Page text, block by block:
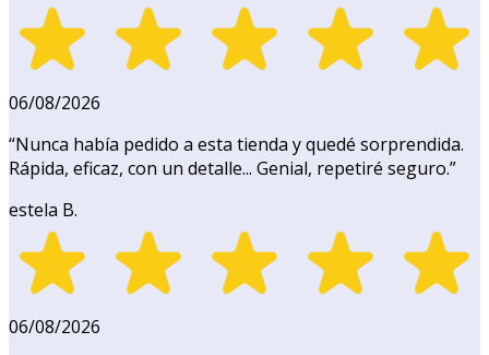
06/08/2026
“Nunca había pedido a esta tienda y quedé sorprendida.
Rápida, eficaz, con un detalle... Genial, repetiré seguro.”
estela B.
06/08/2026